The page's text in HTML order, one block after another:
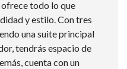
ofrece todo lo que
y estilo. Con tres
una suite principal
tendrás espacio de
cuenta con un